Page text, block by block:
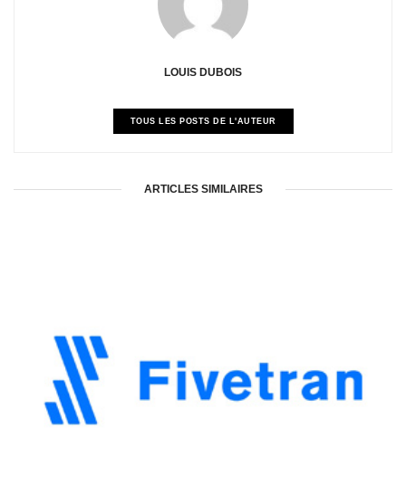
LOUIS DUBOIS
TOUS LES POSTS DE L'AUTEUR
ARTICLES SIMILAIRES